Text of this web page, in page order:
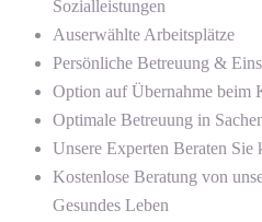
Sozialleistungen
Auserwählte Arbeitsplätze
Persönliche Betreuung &
Option auf Übernahme beim
Optimale Betreuung in
Unsere Experten Beraten Sie
Kostenlose Beratung von
Gesundes Leben